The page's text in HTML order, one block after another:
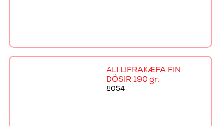
ALI LIFRAKÆFA FÍN
DÓSIR 190 gr.
8054